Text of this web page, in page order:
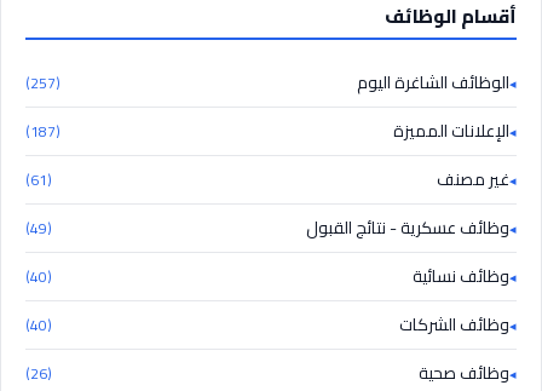
أقسام الوظائف
الوظائف الشاغرة اليوم (257)
الإعلانات المميزة (187)
غير مصنف (61)
وظائف عسكرية - نتائج القبول (49)
وظائف نسائية (40)
وظائف الشركات (40)
وظائف صحية (26)